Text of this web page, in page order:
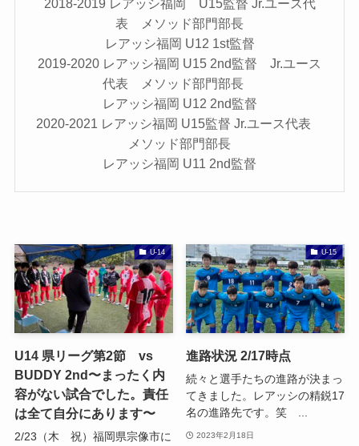
2018-2019 レアッシ福岡 U15監督 Jr.ユース代
表 メソッド部門部長
レアッシ福岡 U12 1st監督
2019-2020 レアッシ福岡 U15 2nd監督 Jr.ユース
代表 メソッド部門部長
レアッシ福岡 U12 2nd監督
2020-2021 レアッシ福岡 U15監督 Jr.ユース代表
メソッド部門部長
レアッシ福岡 U11 2nd監督
U-14
U14 県リーグ第2節 vs
BUDDY 2nd〜まったく内
容がない試合でした。責任
は全て自分にあります〜
2/23（木 祝）福岡県宗像市に
U-15
進路状況 2/17時点
続々と選手たちの進路が決まっ
てきました。レアッシの精鋭17
名の進路先です。笑 ...
2023年2月18日